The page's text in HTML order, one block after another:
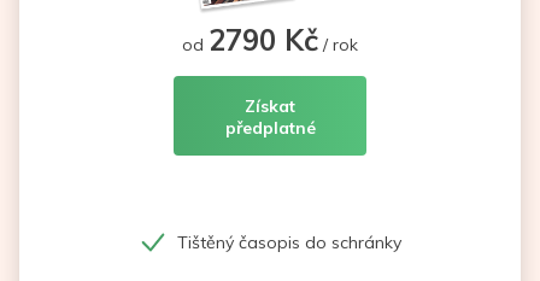
od 2790 Kč / rok
Získat
předplatné
Tištěný časopis do schránky